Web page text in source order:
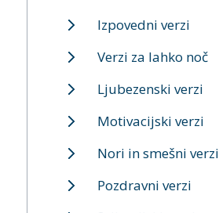
Izpovedni verzi
Verzi za lahko noč
Ljubezenski verzi
Motivacijski verzi
Nori in smešni verzi
Pozdravni verzi